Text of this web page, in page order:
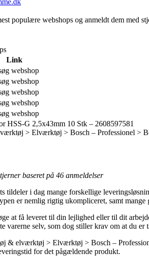
populære webshops og anmeldt dem med
Link
webshop
webshop
webshop
webshop
webshop
HSS-G 2,5x43mm 10 Stk – 2608597581
> Elværktøj > Bosch – Professionel >
baseret på 46 anmeldelser
tildeler i dag mange forskellige
er nemlig rigtig ukompliceret, samt
at få leveret til din lejlighed eller til dit
varerne selv, som dog stiller krav om at du er
& elværktøj > Elværktøj > Bosch –
for det pågældende produkt.